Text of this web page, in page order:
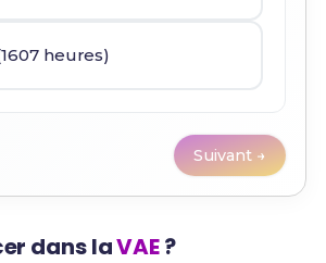
heures)
Suivant →
dans laVAE?